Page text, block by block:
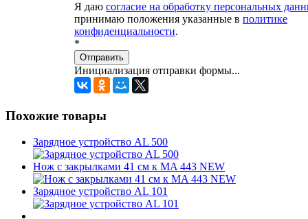
Я даю согласие на обработку персональных
принимаю положения указанные в политике
конфиденциальности.
*
Отправить
Инициализация отправки формы...
Похожие товары
Зарядное устройство AL 500
Нож с закрылками 41 см к MA 443 NEW
Зарядное устройство AL 101